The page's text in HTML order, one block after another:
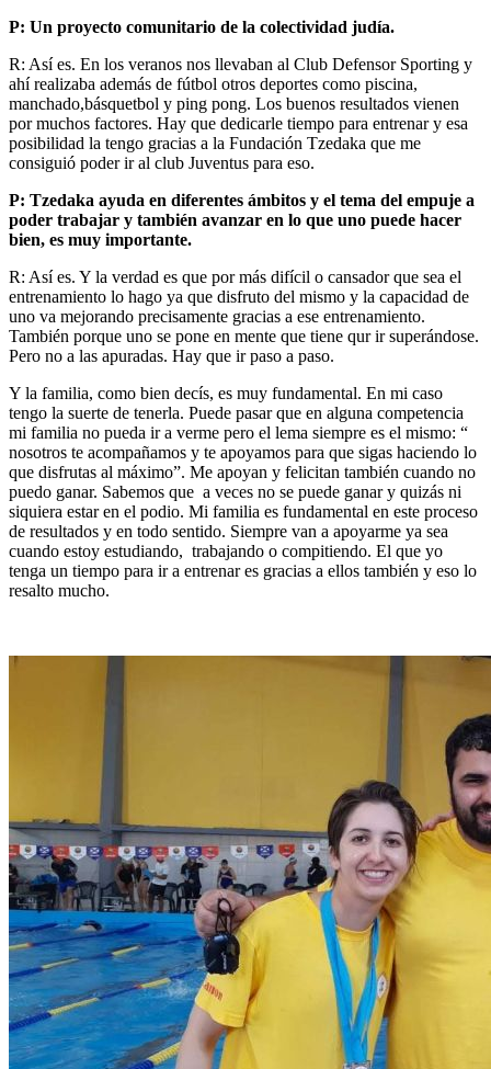
P: Un proyecto comunitario de la colectividad judía.
R: Así es. En los veranos nos llevaban al Club Defensor Sporting y
ahí realizaba además de fútbol otros deportes como piscina,
manchado,básquetbol y ping pong. Los buenos resultados vienen
por muchos factores. Hay que dedicarle tiempo para entrenar y esa
posibilidad la tengo gracias a la Fundación Tzedaka que me
consiguió poder ir al club Juventus para eso.
P: Tzedaka ayuda en diferentes ámbitos y el tema del empuje a
poder trabajar y también avanzar en lo que uno puede hacer
bien, es muy importante.
R: Así es. Y la verdad es que por más difícil o cansador que sea el
entrenamiento lo hago ya que disfruto del mismo y la capacidad de
uno va mejorando precisamente gracias a ese entrenamiento.
También porque uno se pone en mente que tiene qur ir superándose.
Pero no a las apuradas. Hay que ir paso a paso.
Y la familia, como bien decís, es muy fundamental. En mi caso
tengo la suerte de tenerla. Puede pasar que en alguna competencia
mi familia no pueda ir a verme pero el lema siempre es el mismo: “
nosotros te acompañamos y te apoyamos para que sigas haciendo lo
que disfrutas al máximo”. Me apoyan y felicitan también cuando no
puedo ganar. Sabemos que a veces no se puede ganar y quizás ni
siquiera estar en el podio. Mi familia es fundamental en este proceso
de resultados y en todo sentido. Siempre van a apoyarme ya sea
cuando estoy estudiando, trabajando o compitiendo. El que yo
tenga un tiempo para ir a entrenar es gracias a ellos también y eso lo
resalto mucho.